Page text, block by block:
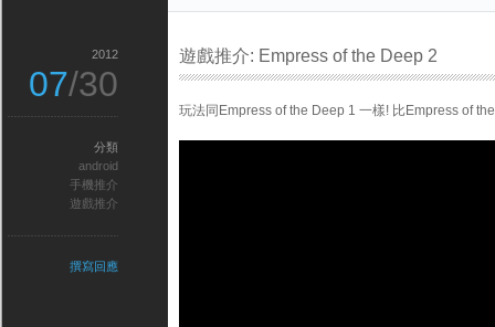
遊戲推介: Empress of the Deep 2
玩法同Empress of the Deep 1 一樣! 比Empress of
2012
07/30
分類
android
手機推介
遊戲推介
撰寫回應